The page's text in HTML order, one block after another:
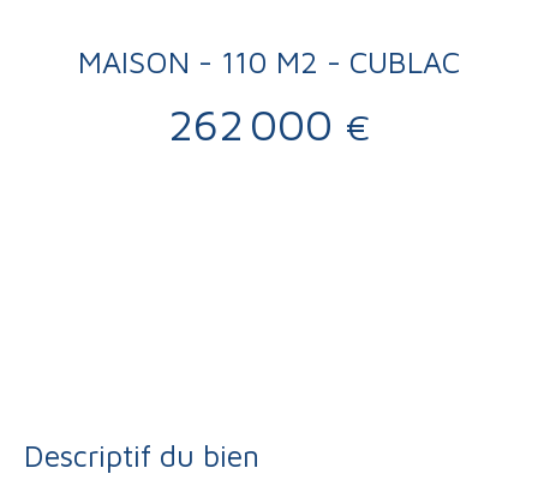
MAISON - 110 M2 - CUBLAC
262 000 €
Descriptif du bien